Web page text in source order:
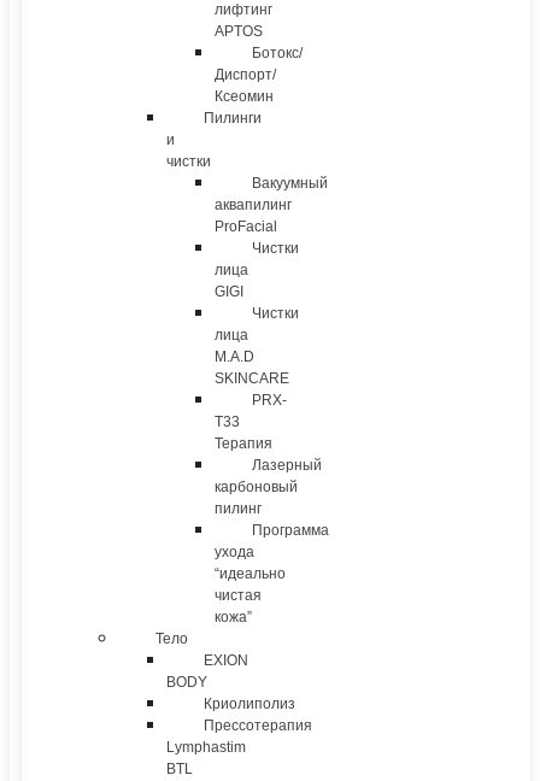
лифтинг
APTOS
Ботокс/
Диспорт/
Ксеомин
Пилинги
и
чистки
Вакуумный
аквапилинг
ProFacial
Чистки
лица
GIGI
Чистки
лица
M.A.D
SKINCARE
PRX-
T33
Терапия
Лазерный
карбоновый
пилинг
Программа
ухода
“идеально
чистая
кожа”
Тело
EXION
BODY
Криолиполиз
Прессотерапия
Lymphastim
BTL